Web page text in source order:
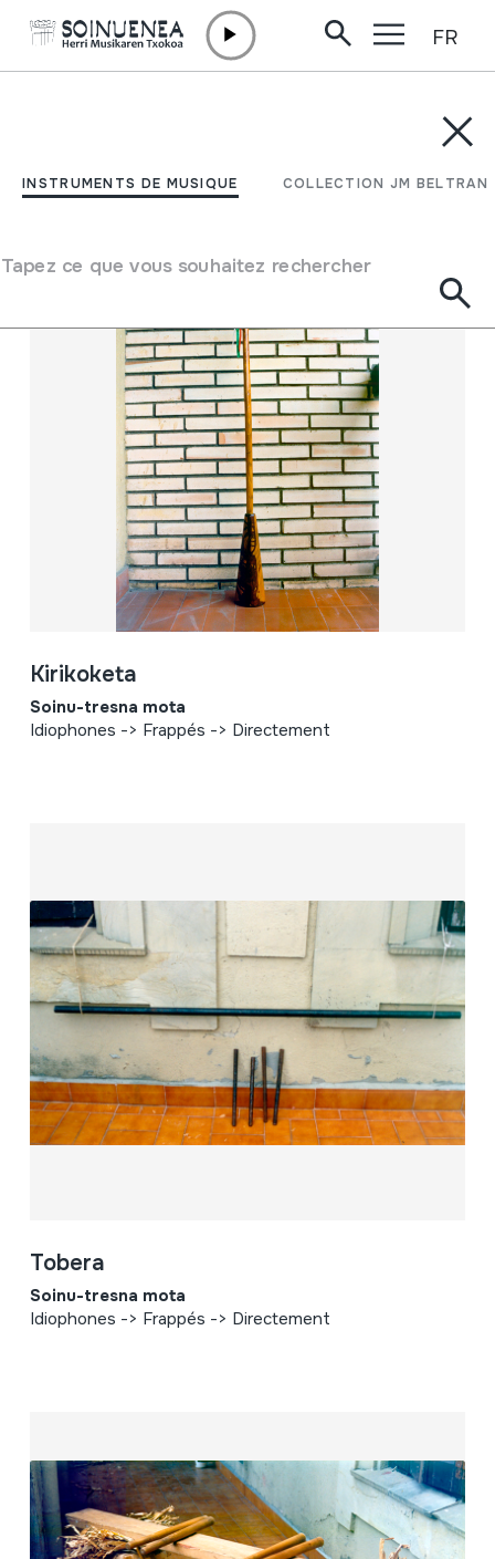
INSTRUMENTS DE MUSIQUE COLLECTION JM BELTRAN
Tapez ce que vous souhaitez rechercher
FR
COLLECTION JM BELTRAN
Filtrer
Kirikoketa
Soinu-tresna mota
Idiophones -> Frappés -> Directement
Tobera
Soinu-tresna mota
Idiophones -> Frappés -> Directement